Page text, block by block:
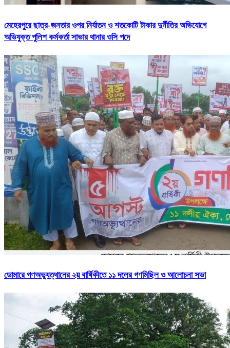
মেহেরপুরে ছাত্র-জনতার ওপর নির্যাতন ও শতকোটি টাকার দুর্নীতির অভিযোগে
অভিযুক্ত পুলিশ কর্মকর্তা সাভার থানার ওসি পদে
ডোমারে গণঅভ্যুত্থানের ২য় বার্ষিকীতে ১১ দলের গণমিছিল ও আলোচনা সভা